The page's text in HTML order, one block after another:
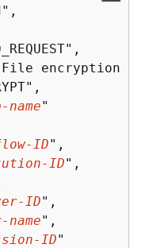
encryption
name"
ID",
ID",
ID",
name",
ID"